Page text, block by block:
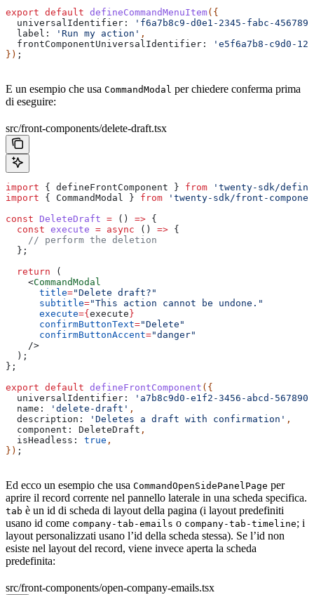
export default defineCommandMenuItem({
  universalIdentifier:
'f6a7b8c9-d0e1-2345-fabc-
  label:
'Run my action' ,
  frontComponentUniversalIdentifier:
'e5f6a7b8-c9d0-
}) ;
E un esempio che usa CommandModal per chiedere conferma prima
di eseguire:
src/front-components/delete-draft.tsx
import { defineFrontComponent } from 'twenty-sdk/
import { CommandModal } from 'twenty-sdk/front-
const DeleteDraft = () => {
  const
execute = async () => {
    // perform the deletion
  };
  return
(
    <
CommandModal
      title
="Delete draft?"
      subtitle
="This action cannot be undone."
      execute
={ execute }
      confirmButtonText
="Delete"
      confirmButtonAccent
="danger"
    />
  );
};
export default defineFrontComponent ({
  universalIdentifier:
'a7b8c9d0-e1f2-3456-abcd-
  name:
'delete-draft' ,
  description:
'Deletes a draft with confirmation' ,
  component:
DeleteDraft ,
  isHeadless:
true ,
}) ;
Ed ecco un esempio che usa CommandOpenSidePanelPage per
aprire il record corrente nel pannello laterale in una scheda specifica.
tab è un id di scheda di layout della pagina (i layout predefiniti
usano id come company-tab-emails o company-tab-timeline; i
layout personalizzati usano l’id della scheda stessa). Se l’id non
esiste nel layout del record, viene invece aperta la scheda
predefinita:
src/front-components/open-company-emails.tsx